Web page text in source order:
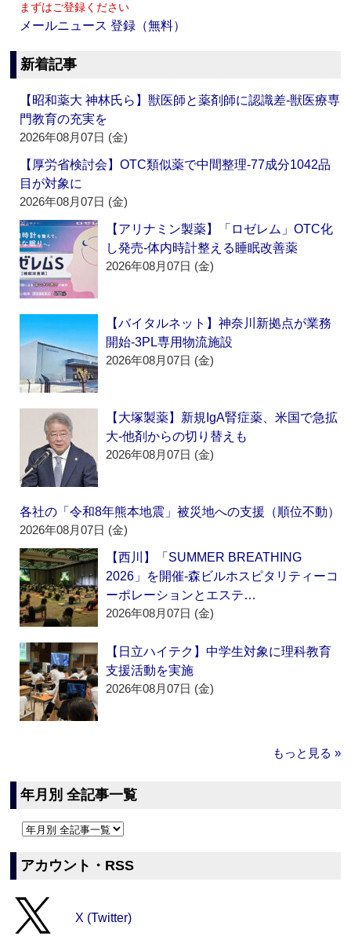
まずはご登録ください
メールニュース 登録（無料）
新着記事
【昭和薬大 神林氏ら】獣医師と薬剤師に認識差‐獣医療専
門教育の充実を
2026年08月07日 (金)
【厚労省検討会】OTC類似薬で中間整理‐77成分1042品
目が対象に
2026年08月07日 (金)
【アリナミン製薬】「ロゼレム」OTC化
し発売‐体内時計整える睡眠改善薬
2026年08月07日 (金)
【バイタルネット】神奈川新拠点が業務
開始‐3PL専用物流施設
2026年08月07日 (金)
【大塚製薬】新規IgA腎症薬、米国で急拡
大‐他剤からの切り替えも
2026年08月07日 (金)
各社の「令和8年熊本地震」被災地への支援（順位不動）
2026年08月07日 (金)
【西川】「SUMMER BREATHING
2026」を開催‐森ビルホスピタリティーコ
ーポレーションとエステ…
2026年08月07日 (金)
【日立ハイテク】中学生対象に理科教育
支援活動を実施
2026年08月07日 (金)
もっと見る »
年月別 全記事一覧
アカウント・RSS
X (Twitter)